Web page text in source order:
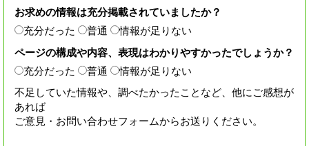
お求めの情報は充分掲載されていましたか？
充分だった
普通
情報が足りない
ページの構成や内容、表現はわかりやすかったでしょうか？
充分だった
普通
情報が足りない
不足していた情報や、調べたかったことなど、他にご感想が
あれば
ご意見・お問い合わせフォームからお送りください。